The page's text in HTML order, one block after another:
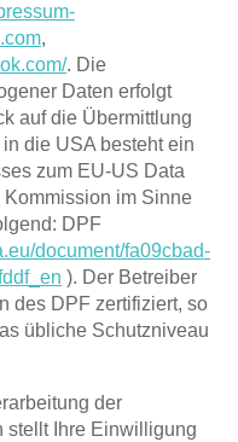
,
. Die
Daten erfolgt
auf die Übermittlung
die USA besteht ein
zum EU-US Data
im Sinne
DPF
document/fa09cbad-
). Der Betreiber
des DPF zertifiziert, so
übliche Schutzniveau
der
stellt Ihre Einwilligung